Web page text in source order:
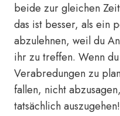
beide zur gleichen
das ist besser, als ein
abzulehnen, weil du
ihr zu treffen. Wenn
Verabredungen zu
fallen, nicht
tatsächlich auszugehen!